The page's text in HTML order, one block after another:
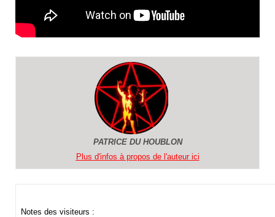
PATRICE DU HOUBLON
Plus d'infos à propos de l'auteur ici
Notes des visiteurs :